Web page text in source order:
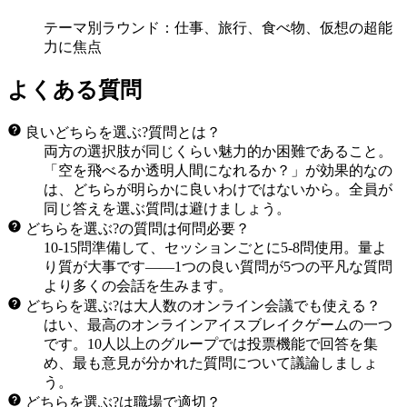
テーマ別ラウンド：仕事、旅行、食べ物、仮想の超能
力に焦点
よくある質問
良いどちらを選ぶ?質問とは？
両方の選択肢が同じくらい魅力的か困難であること。
「空を飛べるか透明人間になれるか？」が効果的なの
は、どちらが明らかに良いわけではないから。全員が
同じ答えを選ぶ質問は避けましょう。
どちらを選ぶ?の質問は何問必要？
10-15問準備して、セッションごとに5-8問使用。量よ
り質が大事です——1つの良い質問が5つの平凡な質問
より多くの会話を生みます。
どちらを選ぶ?は大人数のオンライン会議でも使える？
はい、最高のオンラインアイスブレイクゲームの一つ
です。10人以上のグループでは投票機能で回答を集
め、最も意見が分かれた質問について議論しましょ
う。
どちらを選ぶ?は職場で適切？